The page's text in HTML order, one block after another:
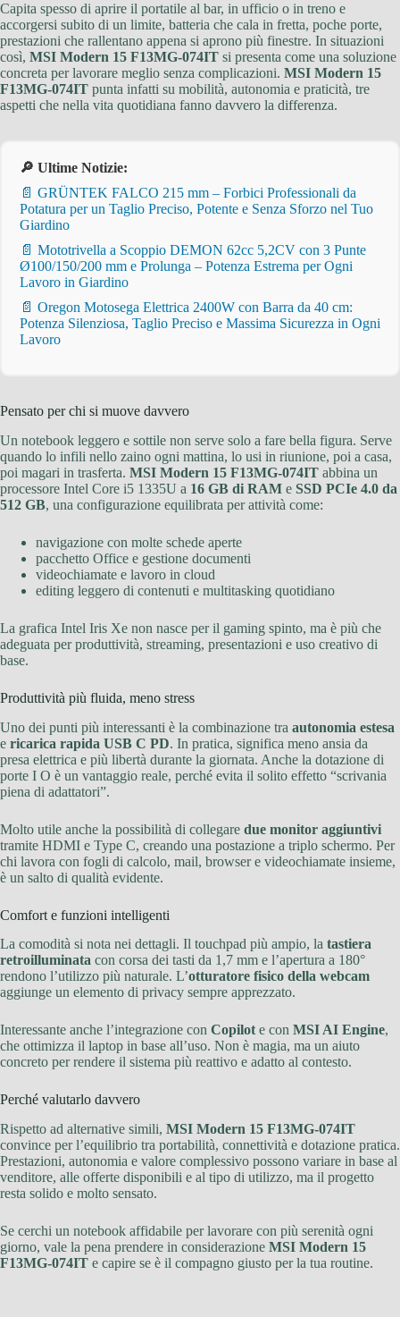
Capita spesso di aprire il portatile al bar, in ufficio o in treno e
accorgersi subito di un limite, batteria che cala in fretta, poche porte,
prestazioni che rallentano appena si aprono più finestre. In situazioni
così, MSI Modern 15 F13MG-074IT si presenta come una soluzione
concreta per lavorare meglio senza complicazioni. MSI Modern 15
F13MG-074IT punta infatti su mobilità, autonomia e praticità, tre
aspetti che nella vita quotidiana fanno davvero la differenza.
🔎 Ultime Notizie:
📄 GRÜNTEK FALCO 215 mm – Forbici Professionali da
Potatura per un Taglio Preciso, Potente e Senza Sforzo nel Tuo
Giardino
📄 Mototrivella a Scoppio DEMON 62cc 5,2CV con 3 Punte
Ø100/150/200 mm e Prolunga – Potenza Estrema per Ogni
Lavoro in Giardino
📄 Oregon Motosega Elettrica 2400W con Barra da 40 cm:
Potenza Silenziosa, Taglio Preciso e Massima Sicurezza in Ogni
Lavoro
Pensato per chi si muove davvero
Un notebook leggero e sottile non serve solo a fare bella figura. Serve
quando lo infili nello zaino ogni mattina, lo usi in riunione, poi a casa,
poi magari in trasferta. MSI Modern 15 F13MG-074IT abbina un
processore Intel Core i5 1335U a 16 GB di RAM e SSD PCIe 4.0 da
512 GB, una configurazione equilibrata per attività come:
navigazione con molte schede aperte
pacchetto Office e gestione documenti
videochiamate e lavoro in cloud
editing leggero di contenuti e multitasking quotidiano
La grafica Intel Iris Xe non nasce per il gaming spinto, ma è più che
adeguata per produttività, streaming, presentazioni e uso creativo di
base.
Produttività più fluida, meno stress
Uno dei punti più interessanti è la combinazione tra autonomia estesa
e ricarica rapida USB C PD. In pratica, significa meno ansia da
presa elettrica e più libertà durante la giornata. Anche la dotazione di
porte I O è un vantaggio reale, perché evita il solito effetto “scrivania
piena di adattatori”.
Molto utile anche la possibilità di collegare due monitor aggiuntivi
tramite HDMI e Type C, creando una postazione a triplo schermo. Per
chi lavora con fogli di calcolo, mail, browser e videochiamate insieme,
è un salto di qualità evidente.
Comfort e funzioni intelligenti
La comodità si nota nei dettagli. Il touchpad più ampio, la tastiera
retroilluminata con corsa dei tasti da 1,7 mm e l’apertura a 180°
rendono l’utilizzo più naturale. L’otturatore fisico della webcam
aggiunge un elemento di privacy sempre apprezzato.
Interessante anche l’integrazione con Copilote con MSI AI Engine,
che ottimizza il laptop in base all’uso. Non è magia, ma un aiuto
concreto per rendere il sistema più reattivo e adatto al contesto.
Perché valutarlo davvero
Rispetto ad alternative simili, MSI Modern 15 F13MG-074IT
convince per l’equilibrio tra portabilità, connettività e dotazione pratica.
Prestazioni, autonomia e valore complessivo possono variare in base al
venditore, alle offerte disponibili e al tipo di utilizzo, ma il progetto
resta solido e molto sensato.
Se cerchi un notebook affidabile per lavorare con più serenità ogni
giorno, vale la pena prendere in considerazione MSI Modern 15
F13MG-074IT e capire se è il compagno giusto per la tua routine.